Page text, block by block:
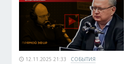
12.11.2025 21:33 СОБЫТИЯ